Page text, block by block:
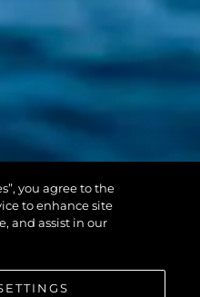
55
you agree to the
to enhance site
and assist in our